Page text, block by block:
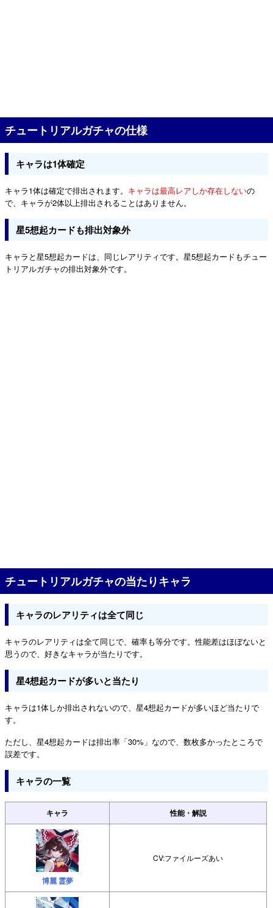
チュートリアルガチャの仕様
キャラは1体確定
キャラ1体は確定で排出されます。 キャラは最高レアしか存在しないの
で、キャラが2体以上排出されることはありません。
星5想起カードも排出対象外
キャラと星5想起カードは、同じレアリティです。星5想起カードもチュー
トリアルガチャの排出対象外です。
チュートリアルガチャの当たりキャラ
キャラのレアリティは全て同じ
キャラのレアリティは全て同じで、確率も等分です。性能差はほぼないと
思うので、好きなキャラが当たりです。
星4想起カードが多いと当たり
キャラは1体しか排出されないので、星4想起カードが多いほど当たりで
す。
ただし、星4想起カードは排出率「30%」なので、数枚多かったところで
誤差です。
キャラの一覧
キャラ 性能・解説
博麗 霊夢
CV:ファイルーズあい